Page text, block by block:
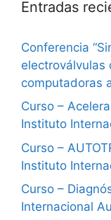
Entradas
Conferencia
electroválvulas
computadoras
Curso –
Instituto
Curso –
Instituto
Curso –
Internacional